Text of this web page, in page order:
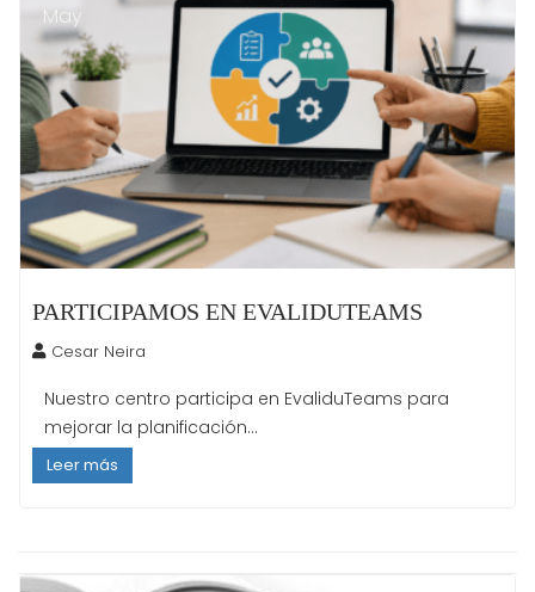
May
PARTICIPAMOS EN EVALIDUTEAMS
Cesar Neira
Nuestro centro participa en EvaliduTeams para
mejorar la planificación...
Leer más